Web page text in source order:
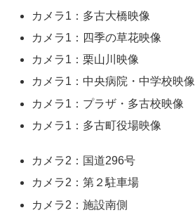
カメラ1：多古大橋映像
カメラ1：四季の草花映像
カメラ1：栗山川映像
カメラ1：中央病院・中学校映像
カメラ1：プラザ・多古校映像
カメラ1：多古町役場映像
カメラ2：国道296号
カメラ2：第２駐車場
カメラ2：施設南側